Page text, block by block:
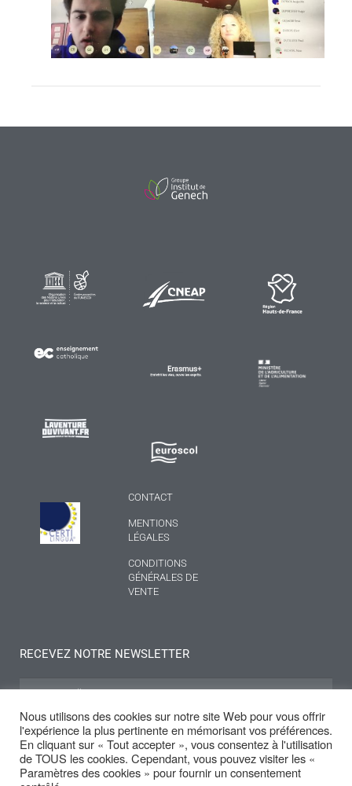
CONTACT
MENTIONS
LÉGALES
CONDITIONS
GÉNÉRALES DE
VENTE
RECEVEZ NOTRE NEWSLETTER
S'INSCRIRE
Nous utilisons des cookies sur notre site Web pour vous offrir
l'expérience la plus pertinente en mémorisant vos préférences.
En cliquant sur « Tout accepter », vous consentez à l'utilisation
de TOUS les cookies. Cependant, vous pouvez visiter les «
Paramètres des cookies » pour fournir un consentement